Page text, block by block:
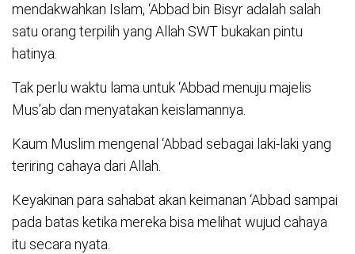
mendakwahkan Islam, ‘Abbad bin Bisyr adalah salah
satu orang terpilih yang Allah SWT bukakan pintu
hatinya.
Tak perlu waktu lama untuk ‘Abbad menuju majelis
Mus’ab dan menyatakan keislamannya.
Kaum Muslim mengenal ‘Abbad sebagai laki-laki yang
teriring cahaya dari Allah.
Keyakinan para sahabat akan keimanan ‘Abbad sampai
pada batas ketika mereka bisa melihat wujud cahaya
itu secara nyata.